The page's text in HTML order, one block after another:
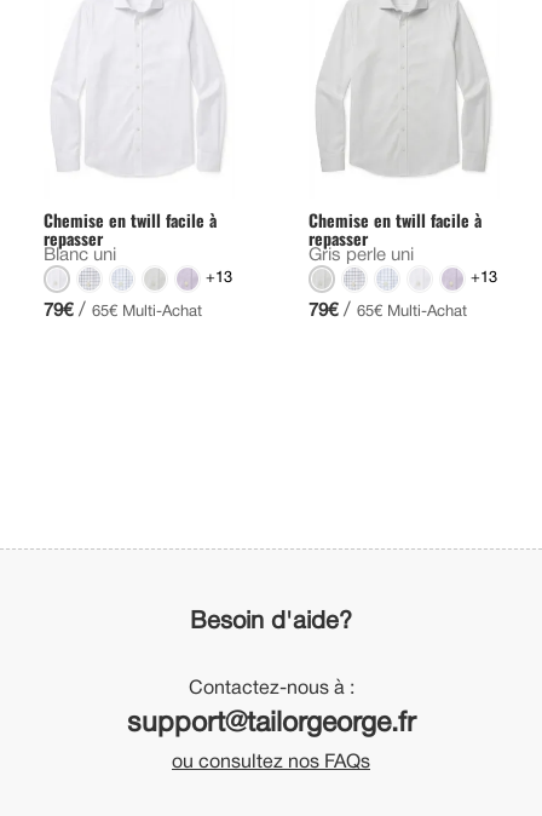
Chemise en twill facile à
repasser
Blanc uni
+13
79€ / 65€ Multi-Achat
Chemise en twill facile à
repasser
Gris perle uni
+13
79€ / 65€ Multi-Achat
Besoin d'aide?
Contactez-nous à :
support@tailorgeorge.fr
ou consultez nos FAQs